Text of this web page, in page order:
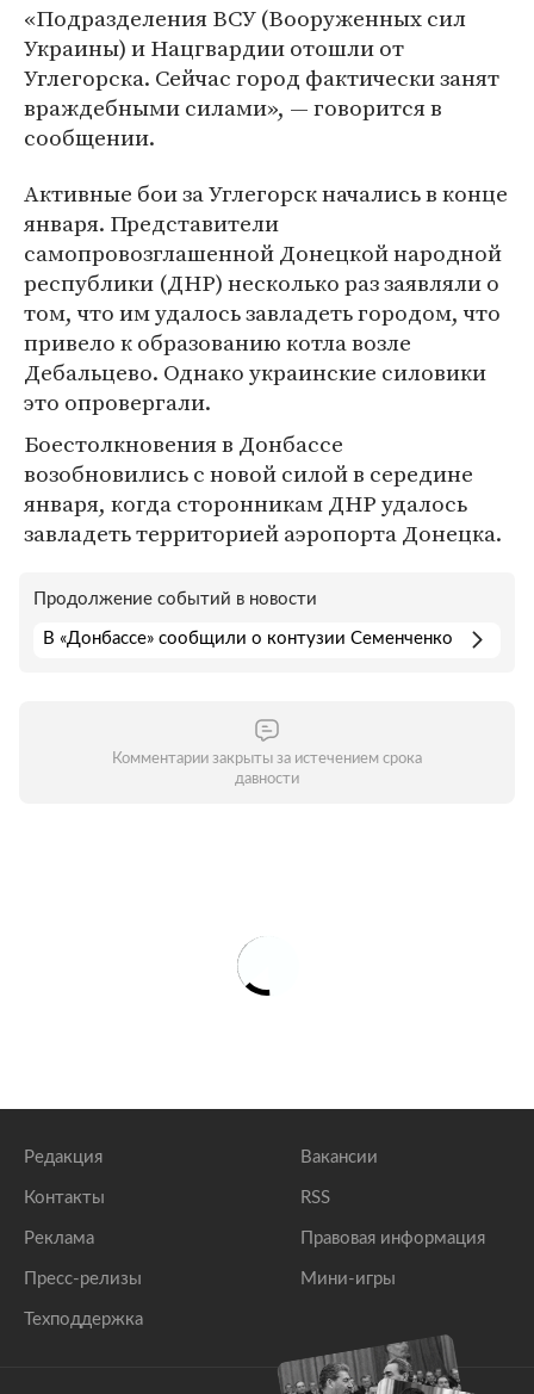
«Подразделения ВСУ (Вооруженных сил
Украины) и Нацгвардии отошли от
Углегорска. Сейчас город фактически занят
враждебными силами», — говорится в
сообщении.
Активные бои за Углегорск начались в конце
января. Представители
самопровозглашенной Донецкой народной
республики (ДНР) несколько раз заявляли о
том, что им удалось завладеть городом, что
привело к образованию котла возле
Дебальцево. Однако украинские силовики
это опровергали.
Боестолкновения в Донбассе
возобновились с новой силой в середине
января, когда сторонникам ДНР удалось
завладеть территорией аэропорта Донецка.
Продолжение событий в новости
В «Донбассе» сообщили о контузии Семенченко
Комментарии закрыты за истечением срока
давности
Редакция
Контакты
Реклама
Пресс-релизы
Техподдержка
Вакансии
RSS
Правовая информация
Мини-игры